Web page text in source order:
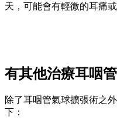
天，可能會有輕微的耳痛
有其他治療耳咽
除了耳咽管氣球擴張術之
下：